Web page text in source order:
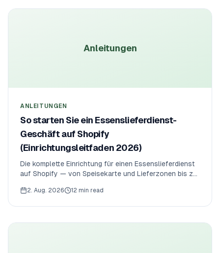
Anleitungen
ANLEITUNGEN
So starten Sie ein Essenslieferdienst-
Geschäft auf Shopify
(Einrichtungsleitfaden 2026)
Die komplette Einrichtung für einen Essenslieferdienst
auf Shopify — von Speisekarte und Lieferzonen bis zu
die Bestellungen erfüllbar halten. Ohne Marktplatz-
2. Aug. 2026 12 min read